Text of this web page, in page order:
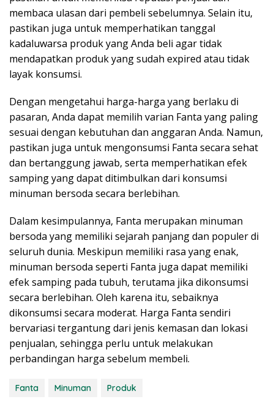
membaca ulasan dari pembeli sebelumnya. Selain itu,
pastikan juga untuk memperhatikan tanggal
kadaluwarsa produk yang Anda beli agar tidak
mendapatkan produk yang sudah expired atau tidak
layak konsumsi.
Dengan mengetahui harga-harga yang berlaku di
pasaran, Anda dapat memilih varian Fanta yang paling
sesuai dengan kebutuhan dan anggaran Anda. Namun,
pastikan juga untuk mengonsumsi Fanta secara sehat
dan bertanggung jawab, serta memperhatikan efek
samping yang dapat ditimbulkan dari konsumsi
minuman bersoda secara berlebihan.
Dalam kesimpulannya, Fanta merupakan minuman
bersoda yang memiliki sejarah panjang dan populer di
seluruh dunia. Meskipun memiliki rasa yang enak,
minuman bersoda seperti Fanta juga dapat memiliki
efek samping pada tubuh, terutama jika dikonsumsi
secara berlebihan. Oleh karena itu, sebaiknya
dikonsumsi secara moderat. Harga Fanta sendiri
bervariasi tergantung dari jenis kemasan dan lokasi
penjualan, sehingga perlu untuk melakukan
perbandingan harga sebelum membeli.
Fanta Minuman Produk